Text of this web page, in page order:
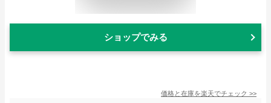
ショップでみる
価格と在庫を楽天でチェック >>